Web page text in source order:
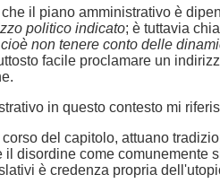
il piano amministrativo è
politico indicato; è tuttavia
non tenere conto delle
facile proclamare un
in questo contesto mi
del capitolo, attuano
disordine come
è credenza propria